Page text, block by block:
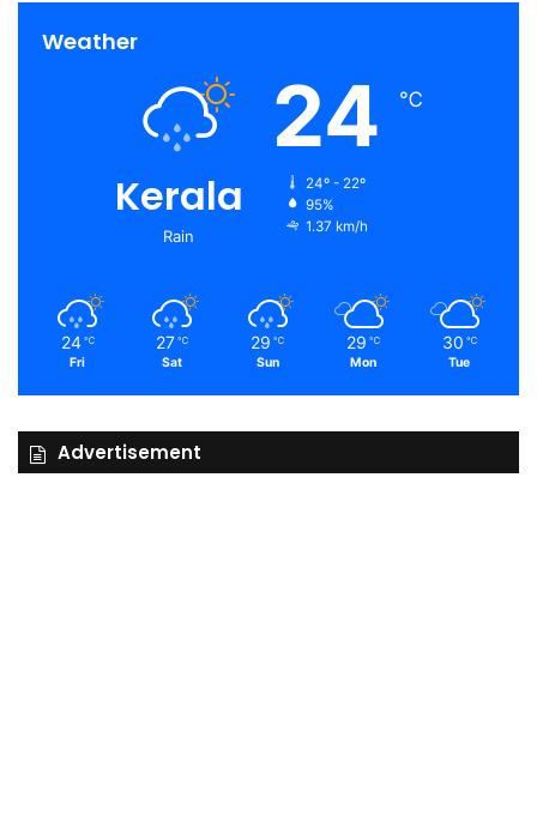
Weather
Kerala
Rain
24 ℃
24º - 22º
95%
1.37 km/h
24 ℃
Fri
27 ℃
Sat
29 ℃
Sun
29 ℃
Mon
30 ℃
Tue
Advertisement